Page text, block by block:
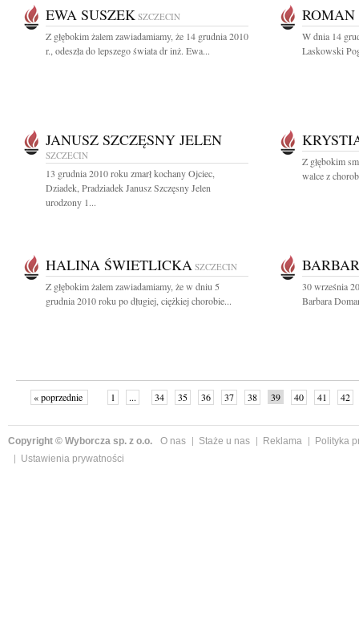
EWA SUSZEK SZCZECIN
Z głębokim żalem zawiadamiamy, że 14 grudnia 2010
r., odeszła do lepszego świata dr inż. Ewa...
ROMAN
W dnia 14
Laskowski
JANUSZ SZCZĘSNY JELEN
SZCZECIN
13 grudnia 2010 roku zmarł kochany Ojciec,
Dziadek, Pradziadek Janusz Szczęsny Jelen
urodzony 1...
Z głębokim
walce z
HALINA ŚWIETLICKA SZCZECIN
Z głębokim żalem zawiadamiamy, że w dniu 5
grudnia 2010 roku po długiej, ciężkiej chorobie...
30 września
Barbara
« poprzednie 1 ... 34 35 36 37 38 39 40 41
42
Copyright © Wyborcza sp. z o.o. O nas Staże u nas Reklama
Polityka
Ustawienia prywatności